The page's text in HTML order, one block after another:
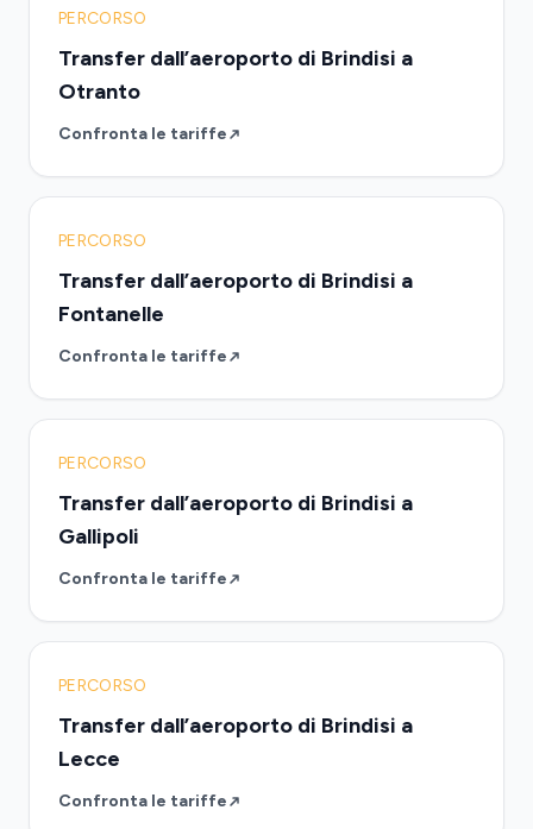
PERCORSO
Transfer dall’aeroporto di Brindisi a
Otranto
Confronta le tariffe
PERCORSO
Transfer dall’aeroporto di Brindisi a
Fontanelle
Confronta le tariffe
PERCORSO
Transfer dall’aeroporto di Brindisi a
Gallipoli
Confronta le tariffe
PERCORSO
Transfer dall’aeroporto di Brindisi a
Lecce
Confronta le tariffe